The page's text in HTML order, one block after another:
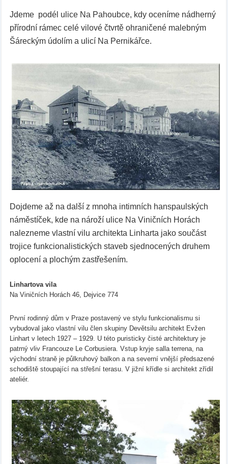
Jdeme podél ulice Na Pahoubce, kdy oceníme nádherný
přírodní rámec celé vilové čtvrtě ohraničené malebným
Šáreckým údolím a ulicí Na Pernikářce.
Dojdeme až na další z mnoha intimních hanspaulských
náměstíček, kde na nároží ulice Na Viničních Horách
nalezneme vlastní vilu architekta Linharta jako součást
trojice funkcionalistických staveb sjednocených druhem
oplocení a plochým zastřešením.
Linhartova vila
Na Viničních Horách 46, Dejvice 774
První rodinný dům v Praze postavený ve stylu funkcionalismu si
vybudoval jako vlastní vilu člen skupiny Devětsilu architekt Evžen
Linhart v letech 1927 – 1929. U této puristicky čisté architektury je
patrný vliv Francouze Le Corbusiera. Vstup kryje salla terrena, na
východní straně je půlkruhový balkon a na severní vnější předsazené
schodiště stoupající na střešní terasu. V jižní křídle si architekt zřídil
ateliér.